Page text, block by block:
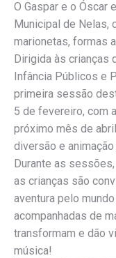
O Gaspar e o Óscar
Municipal de Nelas,
marionetas, formas
Dirigida às crianças
Infância Públicos e
primeira sessão
5 de fevereiro, com
próximo mês de
diversão e
Durante as sessões,
as crianças são
aventura pelo
acompanhadas de
transformam e dão
música!